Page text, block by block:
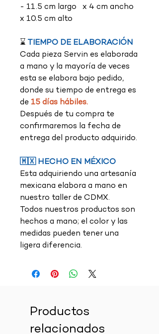
- 11.5 cm largo x 4 cm ancho
x 10.5 cm alto
⌛ TIEMPO DE ELABORACIÓN
Cada pieza Servin es elaborada
a mano y la mayoría de veces
esta se elabora bajo pedido,
donde su tiempo de entrega es
de 15 días hábiles.
Después de tu compra te
confirmaremos la fecha de
entrega del producto adquirido.
🇲🇽 HECHO EN MÉXICO
Esta adquiriendo una artesanía
mexicana elabora a mano en
nuestro taller de CDMX.
Todos nuestros productos son
hechos a mano; el color y las
medidas pueden tener una
ligera diferencia.
Productos
relacionados